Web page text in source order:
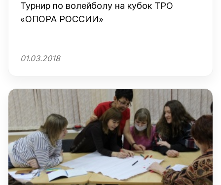
Турнир по волейболу на кубок ТРО
«ОПОРА РОССИИ»
01.03.2018